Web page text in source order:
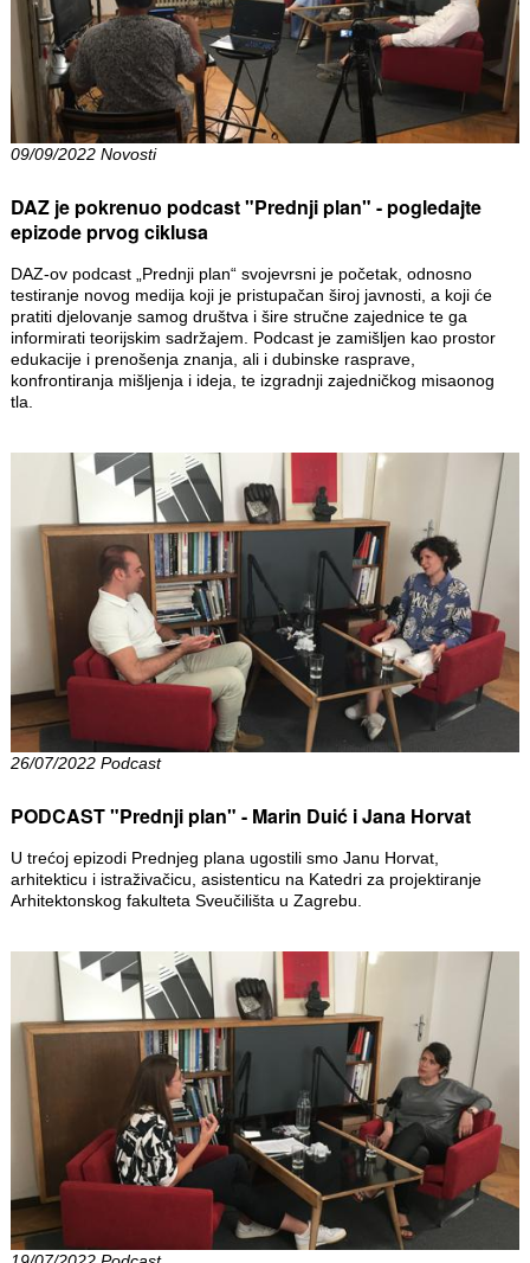
09/09/2022 Novosti
DAZ je pokrenuo podcast "Prednji plan" - pogledajte
epizode prvog ciklusa
DAZ-ov podcast „Prednji plan“ svojevrsni je početak, odnosno
testiranje novog medija koji je pristupačan široj javnosti, a koji će
pratiti djelovanje samog društva i šire stručne zajednice te ga
informirati teorijskim sadržajem. Podcast je zamišljen kao prostor
edukacije i prenošenja znanja, ali i dubinske rasprave,
konfrontiranja mišljenja i ideja, te izgradnji zajedničkog misaonog
tla.
26/07/2022 Podcast
PODCAST "Prednji plan" - Marin Duić i Jana Horvat
U trećoj epizodi Prednjeg plana ugostili smo Janu Horvat,
arhitekticu i istraživačicu, asistenticu na Katedri za projektiranje
Arhitektonskog fakulteta Sveučilišta u Zagrebu.